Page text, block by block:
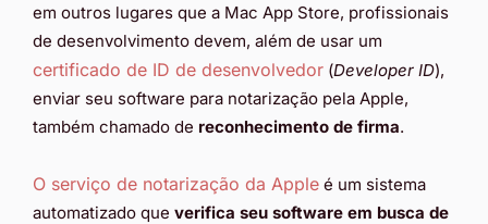
em outros lugares que a Mac App Store, profissionais
de desenvolvimento devem, além de usar um
certificado de ID de desenvolvedor (Developer ID),
enviar seu software para notarização pela Apple,
também chamado de reconhecimento de firma.
O serviço de notarização da Apple é um sistema
automatizado que verifica seu software em busca de